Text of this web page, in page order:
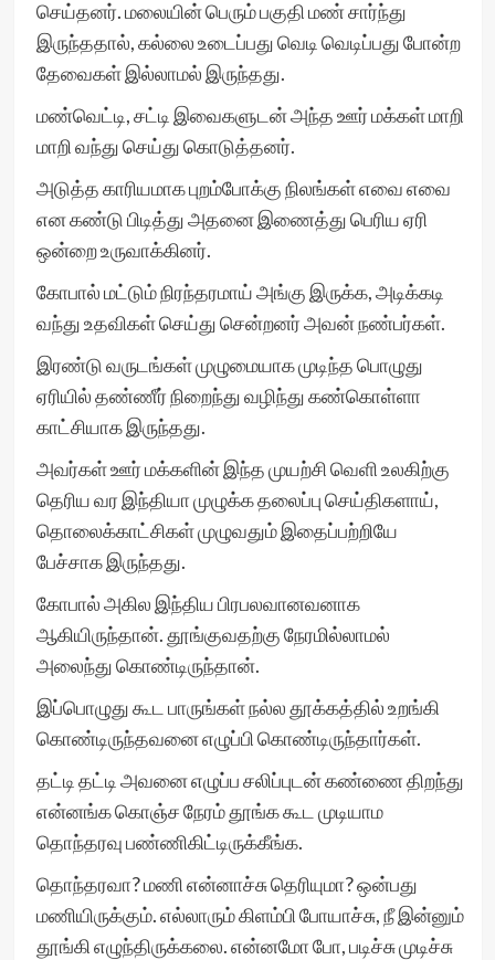
செய்தனர். மலையின் பெரும் பகுதி மண் சார்ந்து
இருந்ததால், கல்லை உடைப்பது வெடி வெடிப்பது போன்ற
தேவைகள் இல்லாமல் இருந்தது.
மண்வெட்டி, சட்டி இவைகளுடன் அந்த ஊர் மக்கள் மாறி
மாறி வந்து செய்து கொடுத்தனர்.
அடுத்த காரியமாக புறம்போக்கு நிலங்கள் எவை எவை
என கண்டு பிடித்து அதனை இணைத்து பெரிய ஏரி
ஒன்றை உருவாக்கினர்.
கோபால் மட்டும் நிரந்தரமாய் அங்கு இருக்க, அடிக்கடி
வந்து உதவிகள் செய்து சென்றனர் அவன் நண்பர்கள்.
இரண்டு வருடங்கள் முழுமையாக முடிந்த பொழுது
ஏரியில் தண்ணீர் நிறைந்து வழிந்து கண்கொள்ளா
காட்சியாக இருந்தது.
அவர்கள் ஊர் மக்களின் இந்த முயற்சி வெளி உலகிற்கு
தெரிய வர இந்தியா முழுக்க தலைப்பு செய்திகளாய்,
தொலைக்காட்சிகள் முழுவதும் இதைப்பற்றியே
பேச்சாக இருந்தது.
கோபால் அகில இந்திய பிரபலவானவனாக
ஆகியிருந்தான். தூங்குவதற்கு நேரமில்லாமல்
அலைந்து கொண்டிருந்தான்.
இப்பொழுது கூட பாருங்கள் நல்ல தூக்கத்தில் உறங்கி
கொண்டிருந்தவனை எழுப்பி கொண்டிருந்தார்கள்.
தட்டி தட்டி அவனை எழுப்ப சலிப்புடன் கண்ணை திறந்து
என்னங்க கொஞ்ச நேரம் தூங்க கூட முடியாம
தொந்தரவு பண்ணிகிட்டிருக்கீங்க.
தொந்தரவா? மணி என்னாச்சு தெரியுமா? ஒன்பது
மணியிருக்கும். எல்லாரும் கிளம்பி போயாச்சு, நீ இன்னும்
தூங்கி எழுந்திருக்கலை. என்னமோ போ, படிச்சு முடிச்சு